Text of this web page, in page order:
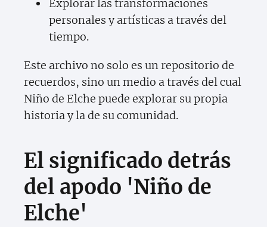
Explorar las transformaciones
personales y artísticas a través del
tiempo.
Este archivo no solo es un repositorio de
recuerdos, sino un medio a través del cual
Niño de Elche puede explorar su propia
historia y la de su comunidad.
El significado detrás
del apodo 'Niño de
Elche'